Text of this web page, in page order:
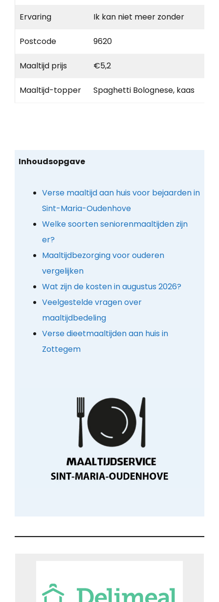
Ervaring Ik kan niet meer zonder
Postcode 9620
Maaltijd prijs €5,2
Maaltijd-topper Spaghetti Bolognese, kaas
Inhoudsopgave
Verse maaltijd aan huis voor bejaarden in
Sint-Maria-Oudenhove
Welke soorten seniorenmaaltijden zijn
er?
Maaltijdbezorging voor ouderen
vergelijken
Wat zijn de kosten in augustus 2026?
Veelgestelde vragen over
maaltijdbedeling
Verse dieetmaaltijden aan huis in
Zottegem